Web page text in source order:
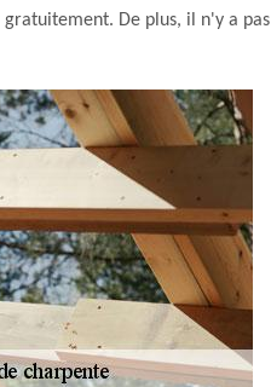
De plus, il n'y a pas